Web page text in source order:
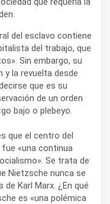
del esclavo contiene
del trabajo, que
Sin embargo, su
y la revuelta desde
que es su
de un orden
bajo o plebeyo.
que el centro del
«una continua
Se trata de
Nietzsche nunca se
Karl Marx. ¿En qué
es «una polémica